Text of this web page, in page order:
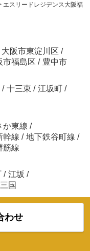
エスリードレジデンス大阪福
大阪市東淀川区 /
市福島区 / 豊中市
/ 十三東 / 江坂町 /
か東線 /
幹線 / 地下鉄谷町線 /
筋線
/ 江坂 /
三国
わせ